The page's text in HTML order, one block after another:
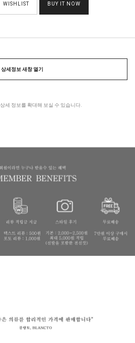
WISHLIST BUY IT NOW
상세정보 새창 열기
상세 정보를 확대해 보실 수 있습니다.